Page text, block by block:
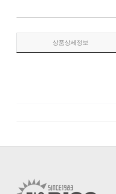
상품상세정보